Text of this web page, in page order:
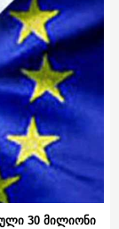
30 მილიონი